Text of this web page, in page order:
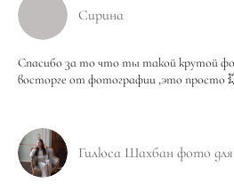
Сирина
Спасибо за то что ты такой крутой
восторге от фотографии ,это просто
Гилюса Шахбан фото